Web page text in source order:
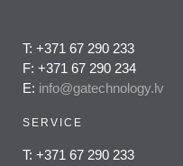
T: +371 67 290 233
F: +371 67 290 234
E: info@gatechnology.lv
SERVICE
T: +371 67 290 233